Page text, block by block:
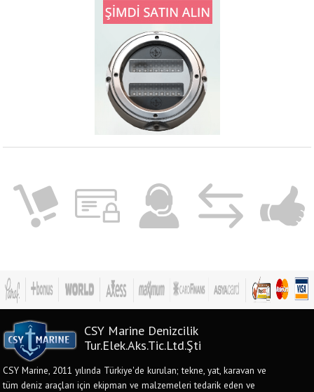
CSY Marine Denizcilik
Tur.Elek.Aks.Tic.Ltd.Şti
CSY Marine, 2011 yılında Türkiye'de kurulan; tekne, yat, karavan ve
tüm deniz araçları için ekipman ve malzemeleri tedarik eden ve